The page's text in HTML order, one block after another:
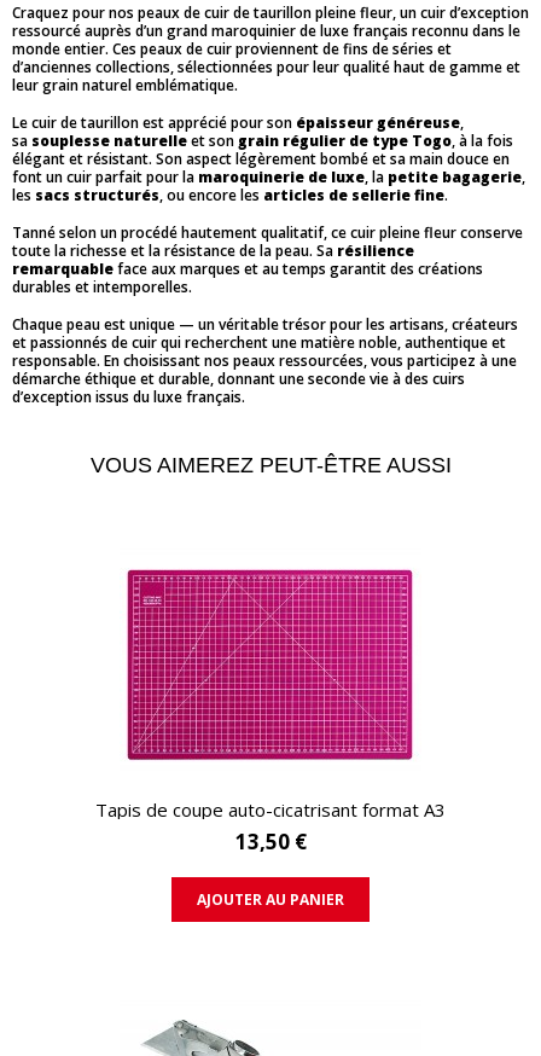
Craquez pour nos peaux de cuir de taurillon pleine fleur, un cuir d’exception
ressourcé auprès d’un grand maroquinier de luxe français reconnu dans le
monde entier. Ces peaux de cuir proviennent de fins de séries et
d’anciennes collections, sélectionnées pour leur qualité haut de gamme et
leur grain naturel emblématique.
Le cuir de taurillon est apprécié pour son épaisseur généreuse,
sa souplesse naturelleet son grain régulier de type Togo, à la fois
élégant et résistant. Son aspect légèrement bombé et sa main douce en
font un cuir parfait pour la maroquinerie de luxe, la petite bagagerie,
les sacs structurés, ou encore les articles de sellerie fine.
Tanné selon un procédé hautement qualitatif, ce cuir pleine fleur conserve
toute la richesse et la résistance de la peau. Sa résilience
remarquableface aux marques et au temps garantit des créations
durables et intemporelles.
Chaque peau est unique — un véritable trésor pour les artisans, créateurs
et passionnés de cuir qui recherchent une matière noble, authentique et
responsable. En choisissant nos peaux ressourcées, vous participez à une
démarche éthique et durable, donnant une seconde vie à des cuirs
d’exception issus du luxe français.
VOUS AIMEREZ PEUT-ÊTRE AUSSI
APERÇU RAPIDE
Tapis de coupe auto-cicatrisant format A3
13,50 €
AJOUTER AU PANIER